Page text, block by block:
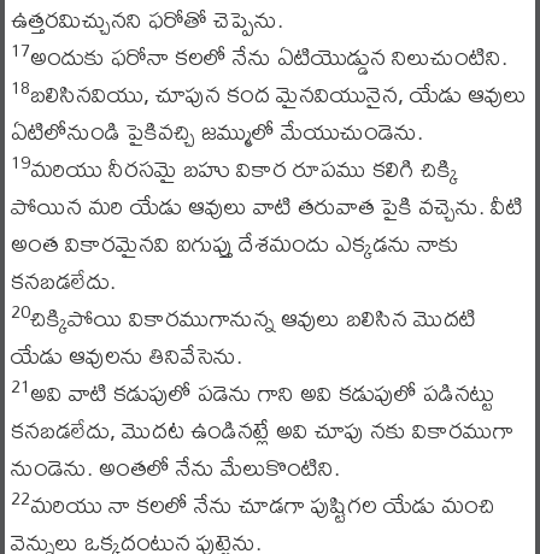
ఉత్తరమిచ్చునని ఫరోతో చెప్పెను.
17అందుకు ఫరోనా కలలో నేను ఏటియొడ్డున నిలుచుంటిని.
18బలిసినవియు, చూపున కంద మైనవియునైన, యేడు ఆవులు
ఏటిలోనుండి పైకివచ్చి జమ్ములో మేయుచుండెను.
19మరియు నీరసమై బహు వికార రూపము కలిగి చిక్కి
పోయిన మరి యేడు ఆవులు వాటి తరువాత పైకి వచ్చెను. వీటి
అంత వికారమైనవి ఐగుప్తు దేశమందు ఎక్కడను నాకు
కనబడలేదు.
20చిక్కిపోయి వికారముగానున్న ఆవులు బలిసిన మొదటి
యేడు ఆవులను తినివేసెను.
21అవి వాటి కడుపులో పడెను గాని అవి కడుపులో పడినట్టు
కనబడలేదు, మొదట ఉండినట్లే అవి చూపు నకు వికారముగా
నుండెను. అంతలో నేను మేలుకొంటిని.
22మరియు నా కలలో నేను చూడగా పుష్టిగల యేడు మంచి
వెన్నులు ఒక్కదంటున పుట్టెను.